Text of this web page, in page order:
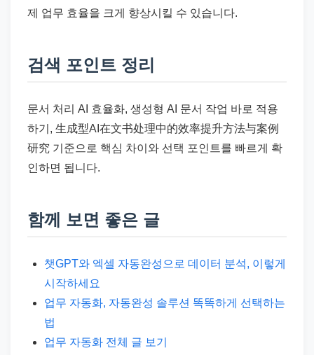
제 업무 효율을 크게 향상시킬 수 있습니다.
검색 포인트 정리
문서 처리 AI 효율화, 생성형 AI 문서 작업 바로 적용
하기, 生成型AI在文书处理中的效率提升方法与案例
研究 기준으로 핵심 차이와 선택 포인트를 빠르게 확
인하면 됩니다.
함께 보면 좋은 글
챗GPT와 엑셀 자동완성으로 데이터 분석, 이렇게
시작하세요
업무 자동화, 자동완성 솔루션 똑똑하게 선택하는
법
업무 자동화 전체 글 보기